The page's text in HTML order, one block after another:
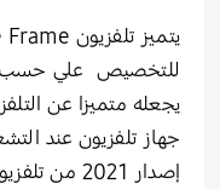
للتخصيص علي حسب
يجعله متميزا عن
جهاز تلفزيون عند